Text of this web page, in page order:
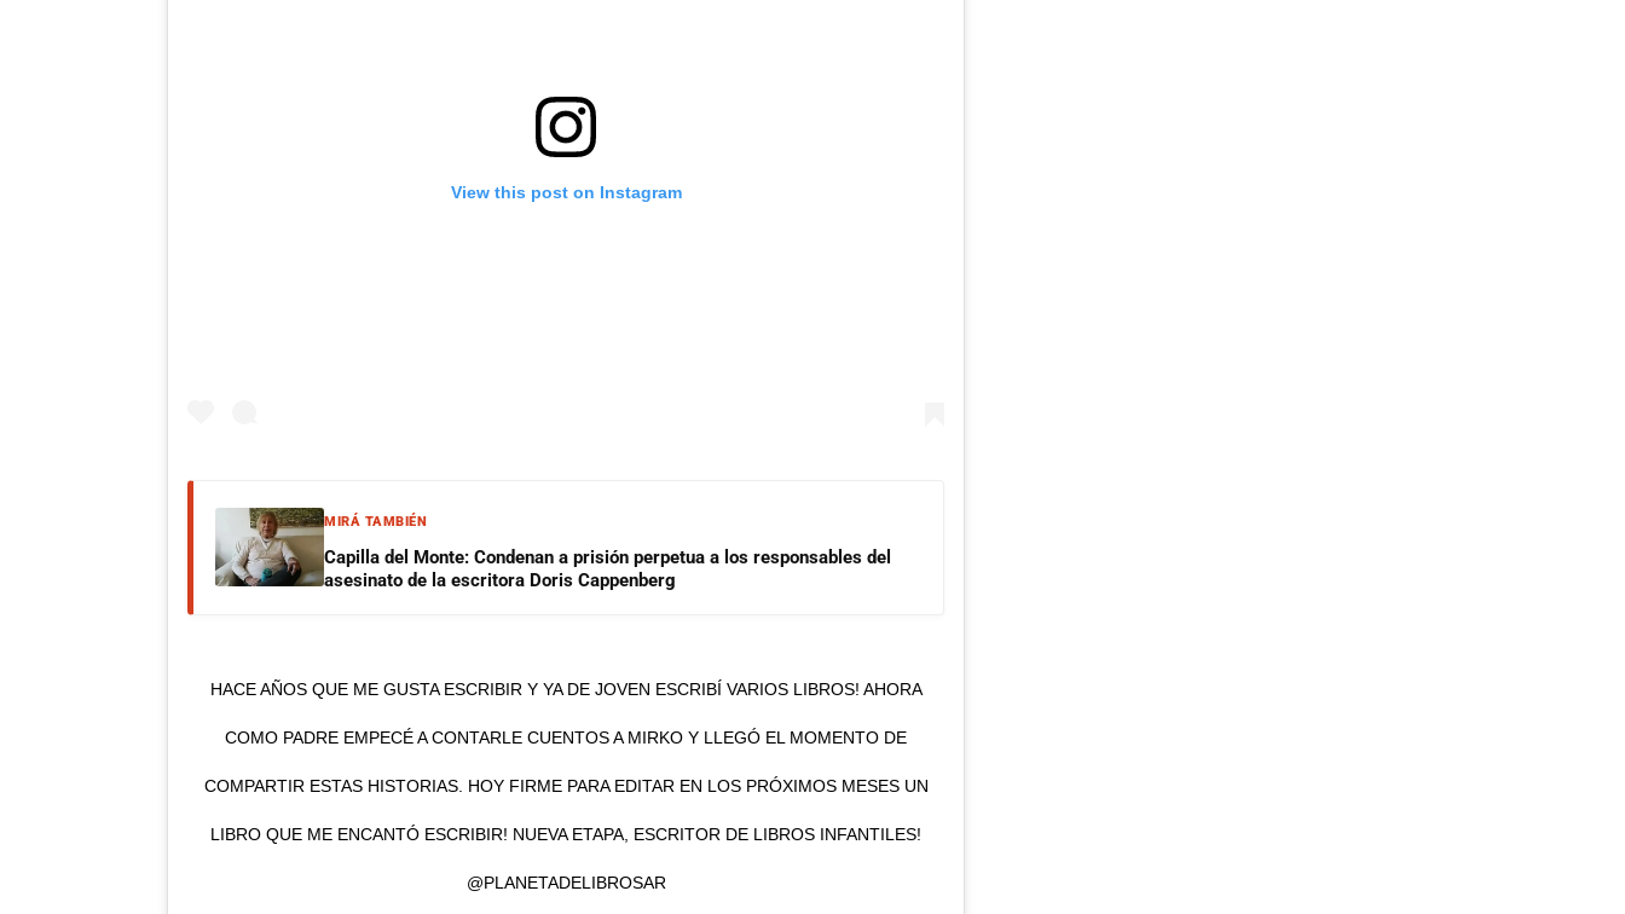
View this post on Instagram
MIRÁ TAMBIÉN
Capilla del Monte: Condenan a prisión perpetua a los responsables del
asesinato de la escritora Doris Cappenberg
HACE AÑOS QUE ME GUSTA ESCRIBIR Y YA DE JOVEN ESCRIBÍ VARIOS LIBROS! AHORA
COMO PADRE EMPECÉ A CONTARLE CUENTOS A MIRKO Y LLEGÓ EL MOMENTO DE
COMPARTIR ESTAS HISTORIAS. HOY FIRME PARA EDITAR EN LOS PRÓXIMOS MESES UN
LIBRO QUE ME ENCANTÓ ESCRIBIR! NUEVA ETAPA, ESCRITOR DE LIBROS INFANTILES!
@PLANETADELIBROSAR